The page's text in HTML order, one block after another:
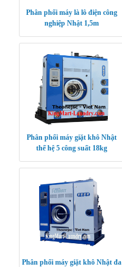
Phân phối máy là lô điện công
nghiệp Nhật 1,5m
Phân phối máy giặt khô Nhật
thế hệ 5 công suất 18kg
Phân phối máy giặt khô Nhật đa